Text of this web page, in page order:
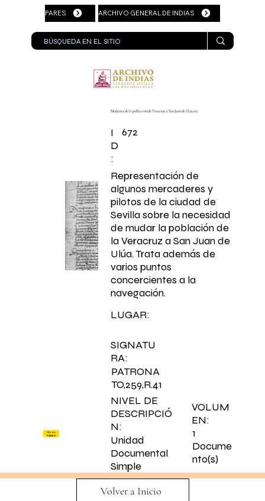
PARES ARCHIVO GENERAL DE INDIAS
Mudanza de la población de Veracruz a San Juan de Ulúa,etc
I
D
:
672
Representación de
algunos mercaderes y
pilotos de la ciudad de
Sevilla sobre la necesidad
de mudar la población de
la Veracruz a San Juan de
Ulúa. Trata además de
varios puntos
concercientes a la
navegación.
SIGNATU
RA:
PATRONA
TO,259,R.41
LUGAR:
NIVEL DE
DESCRIPCIÓ
N:
Unidad
Documental
Simple
Ver en
PARES
VOLUM
EN:
1
Docume
nto(s)
Volver a Inicio